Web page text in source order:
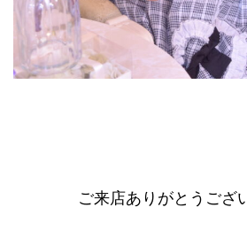
ご来店ありがとうござ